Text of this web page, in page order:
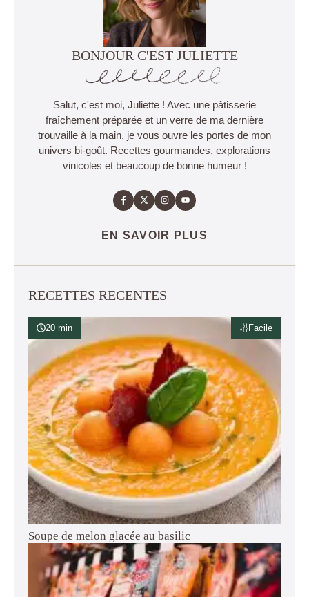
BONJOUR C'EST JULIETTE
Salut, c'est moi, Juliette ! Avec une pâtisserie
fraîchement préparée et un verre de ma dernière
trouvaille à la main, je vous ouvre les portes de mon
univers bi-goût. Recettes gourmandes, explorations
vinicoles et beaucoup de bonne humeur !
EN SAVOIR PLUS
RECETTES RECENTES
20 min Facile
Soupe de melon glacée au basilic